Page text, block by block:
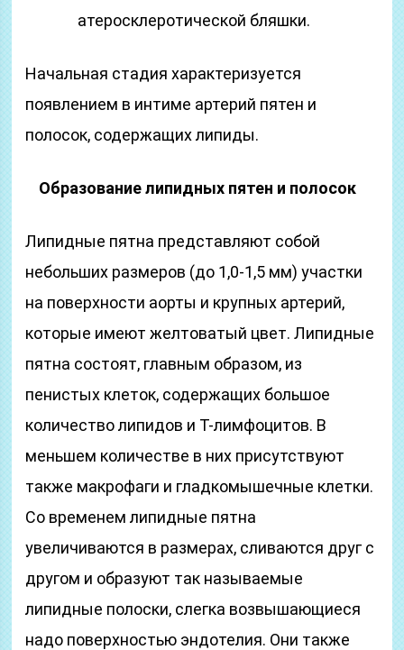
атеросклеротической бляшки.
Начальная стадия характеризуется
появлением в интиме артерий пятен и
полосок, содержащих липиды.
Образование липидных пятен и полосок
Липидные пятна представляют собой
небольших размеров (до 1,0-1,5 мм) участки
на поверхности аорты и крупных артерий,
которые имеют желтоватый цвет. Липидные
пятна состоят, главным образом, из
пенистых клеток, содержащих большое
количество липидов и Т-лимфоцитов. В
меньшем количестве в них присутствуют
также макрофаги и гладкомышечные клетки.
Со временем липидные пятна
увеличиваются в размерах, сливаются друг с
другом и образуют так называемые
липидные полоски, слегка возвышающиеся
надо поверхностью эндотелия. Они также